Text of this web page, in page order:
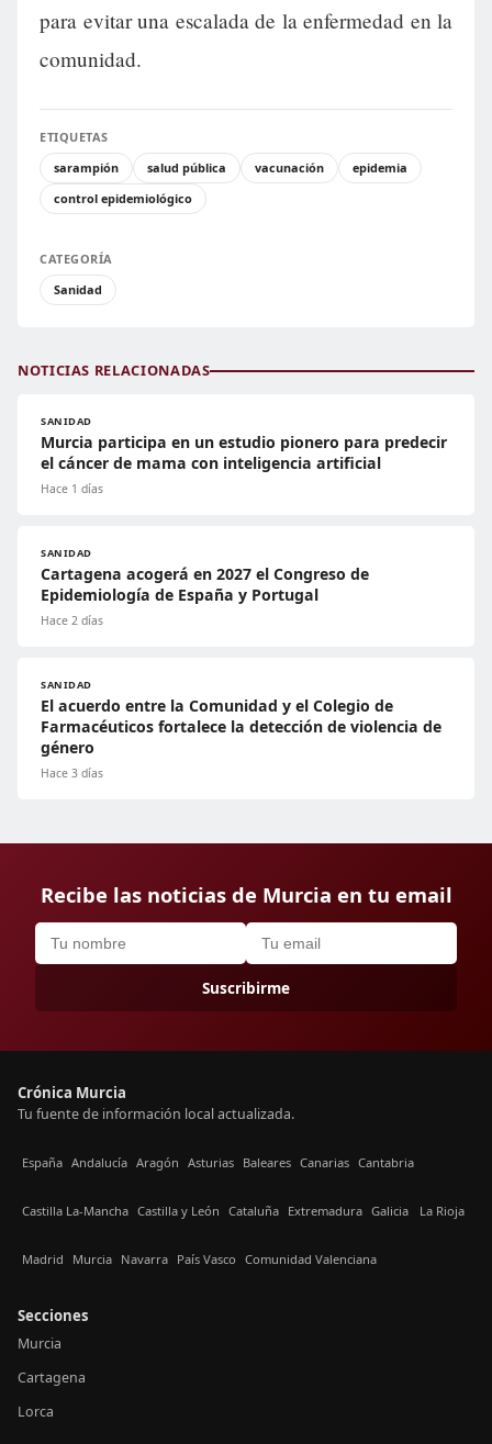
para evitar una escalada de la enfermedad en la
comunidad.
ETIQUETAS
sarampión
salud pública vacunación
epidemia
control epidemiológico
CATEGORÍA
Sanidad
NOTICIAS RELACIONADAS
SANIDAD
Murcia participa en un estudio pionero para predecir
el cáncer de mama con inteligencia artificial
Hace 1 días
SANIDAD
Cartagena acogerá en 2027 el Congreso de
Epidemiología de España y Portugal
Hace 2 días
SANIDAD
El acuerdo entre la Comunidad y el Colegio de
Farmacéuticos fortalece la detección de violencia de
género
Hace 3 días
Recibe las noticias de Murcia en tu email
Suscribirme
Crónica Murcia
Tu fuente de información local actualizada.
España Andalucía Aragón Asturias Baleares Canarias Cantabria
Castilla La-Mancha Castilla y León Cataluña Extremadura Galicia La Rioja
Madrid Murcia Navarra País Vasco Comunidad Valenciana
Secciones
Murcia
Cartagena
Lorca